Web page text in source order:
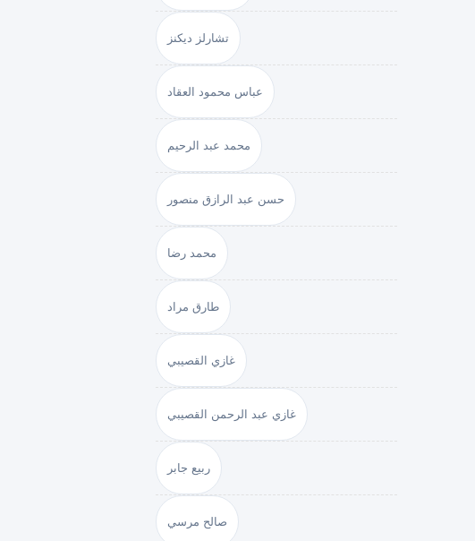
تشارلز ديكنز
عباس محمود العقاد
محمد عبد الرحيم
حسن عبد الرازق منصور
محمد رضا
طارق مراد
غازي القصيبي
غازي عبد الرحمن القصيبي
ربيع جابر
صالح مرسي